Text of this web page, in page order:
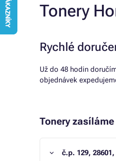
Tonery
Rychlé
Už do 48 hodin
objednávek
Tonery
č.p. 129,